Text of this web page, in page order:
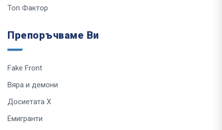
Топ Фактор
Препоръчваме Ви
Fake Front
Вяра и демони
Досиетата Х
Емигранти